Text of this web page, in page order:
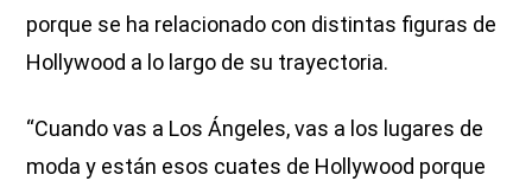
porque se ha relacionado con distintas figuras de
Hollywood a lo largo de su trayectoria.
“Cuando vas a Los Ángeles, vas a los lugares de
moda y están esos cuates de Hollywood porque